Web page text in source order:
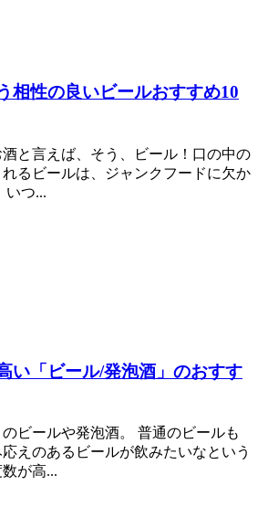
相性の良いビールおすすめ10
と言えば、そう、ビール！口の中の
るビールは、ジャンクフードに欠か
いつ...
い「ビール/発泡酒」のおすす
ビールや発泡酒。 普通のビールも
えのあるビールが飲みたいなという
が高...